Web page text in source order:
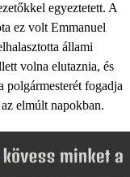
egyeztetett. A
ez volt Emmanuel
állami
volna elutaznia, és
polgármesterét fogadja
elmúlt napokban.